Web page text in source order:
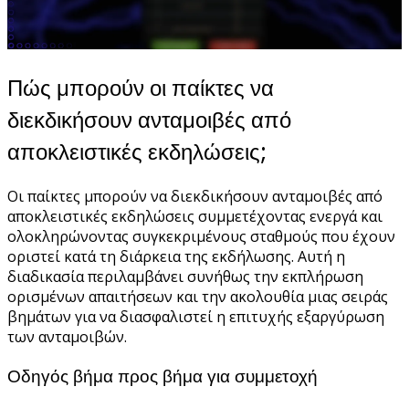
Πώς μπορούν οι παίκτες να
διεκδικήσουν ανταμοιβές από
αποκλειστικές εκδηλώσεις;
Οι παίκτες μπορούν να διεκδικήσουν ανταμοιβές από
αποκλειστικές εκδηλώσεις συμμετέχοντας ενεργά και
ολοκληρώνοντας συγκεκριμένους σταθμούς που έχουν
οριστεί κατά τη διάρκεια της εκδήλωσης. Αυτή η
διαδικασία περιλαμβάνει συνήθως την εκπλήρωση
ορισμένων απαιτήσεων και την ακολουθία μιας σειράς
βημάτων για να διασφαλιστεί η επιτυχής εξαργύρωση
των ανταμοιβών.
Οδηγός βήμα προς βήμα για συμμετοχή